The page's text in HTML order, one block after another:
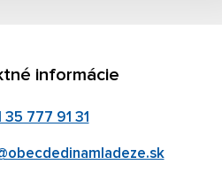
informácie
35 777 91 31